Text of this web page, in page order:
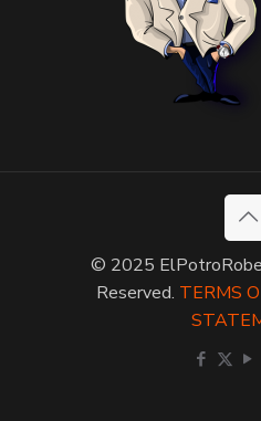
© 2025
Reserved. TERMS